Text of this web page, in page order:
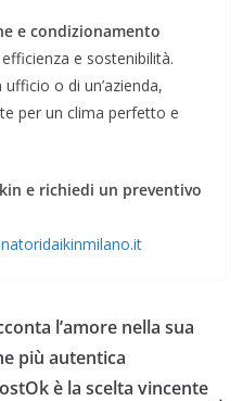
e condizionamento
e sostenibilità.
o di un’azienda,
per un clima perfetto e
e richiedi un preventivo
l’amore nella sua
più autentica
è la scelta vincente